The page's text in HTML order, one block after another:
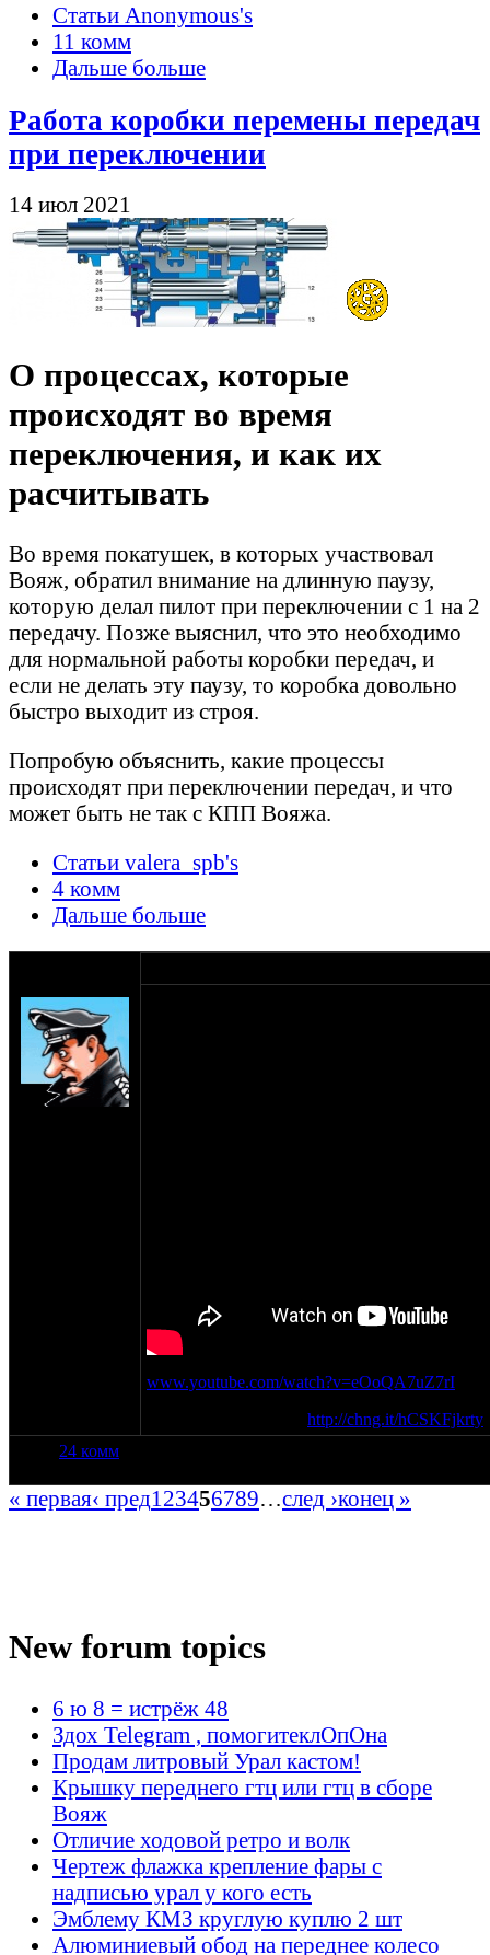
Статьи Anonymous's
11 комм
Дальше больше
Работа коробки перемены передач
при переключении
14 июл 2021
О процессах, которые
происходят во время
переключения, и как их
расчитывать
Во время покатушек, в которых участвовал
Вояж, обратил внимание на длинную паузу,
которую делал пилот при переключении с 1 на 2
передачу. Позже выяснил, что это необходимо
для нормальной работы коробки передач, и
если не делать эту паузу, то коробка довольно
быстро выходит из строя.
Попробую объяснить, какие процессы
происходят при переключении передач, и что
может быть не так с КПП Вояжа.
Статьи valera_spb's
4 комм
Дальше больше
www.youtube.com/watch?v=eOoQA7uZ7rI
http://chng.it/hCSKFjkrty
24 комм
« первая‹ пред1 23456789…след ›конец »
New forum topics
6 ю 8 = истрёж 48
Здох Telegram , помогитеклОпОна
Продам литровый Урал кастом!
Крышку переднего гтц или гтц в сборе
Вояж
Отличие ходовой ретро и волк
Чертеж флажка крепление фары с
надписью урал у кого есть
Эмблему КМЗ круглую куплю 2 шт
Алюминиевый обод на переднее колесо